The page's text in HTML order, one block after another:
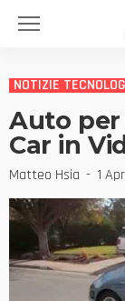
NOTIZIE
Auto per
Car in
Matteo Hsia 1